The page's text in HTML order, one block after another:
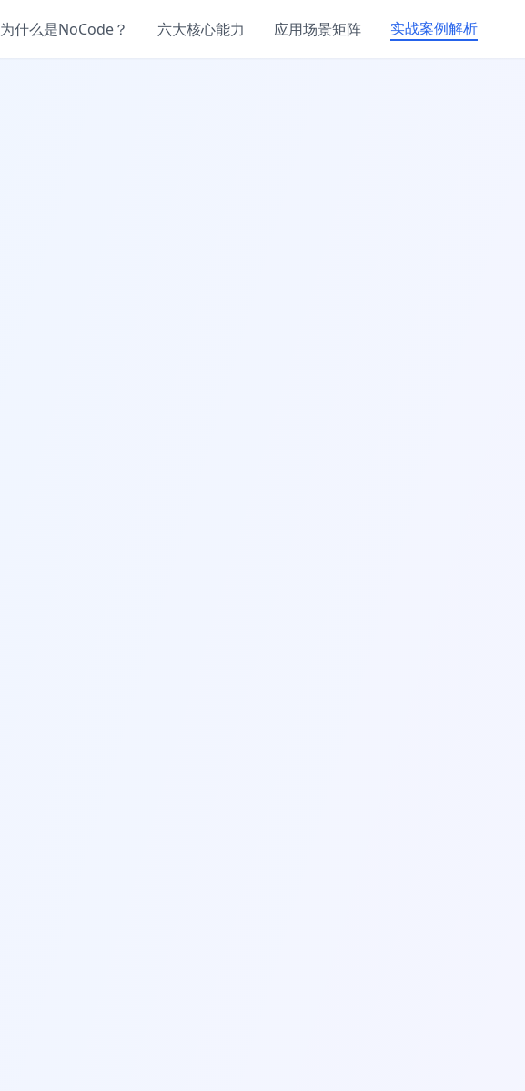
为什么是NoCode？ 六大核心能力 应用场景矩阵 实战案例解析